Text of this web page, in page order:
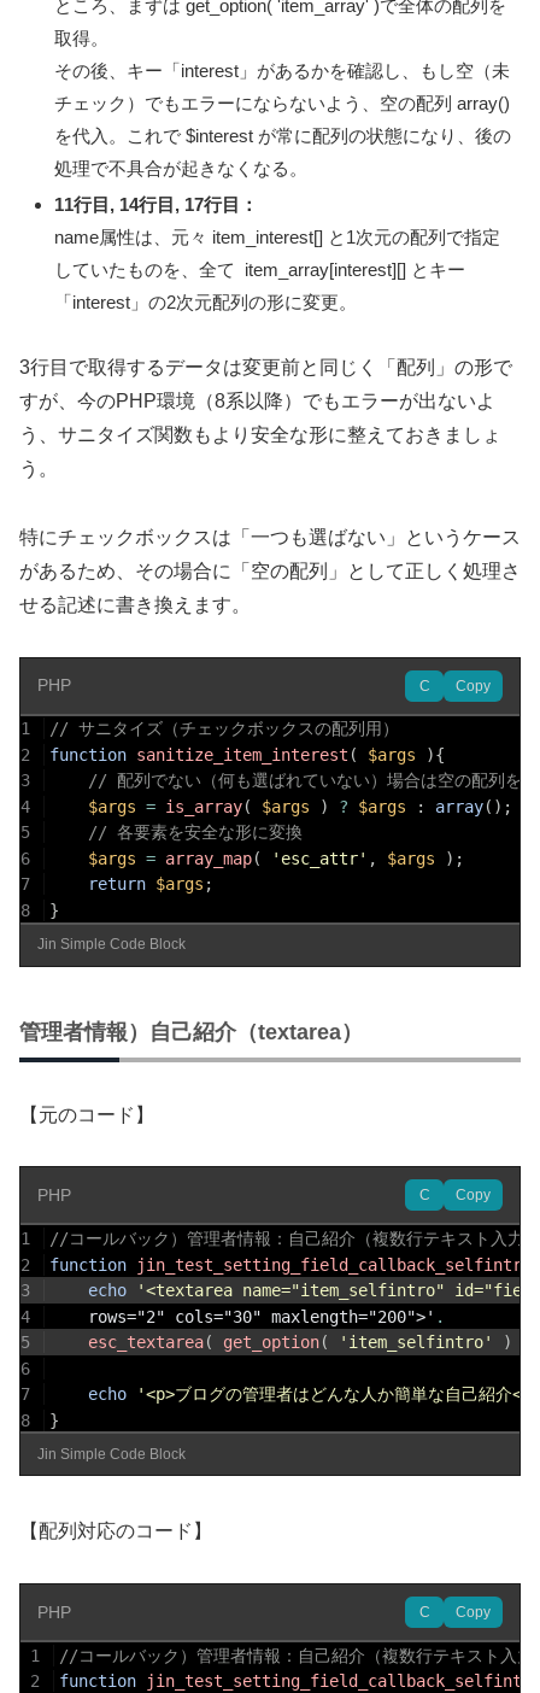
ところ、まずはget_option( 'item_array' )で全体の配列を
取得。
その後、キー「interest」があるかを確認し、もし空（未
チェック）でもエラーにならないよう、空の配列 array()
を代入。これで $interest が常に配列の状態になり、後の
処理で不具合が起きなくなる。
11行目, 14行目, 17行目：
name属性は、元々 item_interest[] と1次元の配列で指定
していたものを、全て item_array[interest][] とキー
「interest」の2次元配列の形に変更。
3行目で取得するデータは変更前と同じく「配列」の形で
すが、今のPHP環境（8系以降）でもエラーが出ないよ
う、サニタイズ関数もより安全な形に整えておきましょ
う。
特にチェックボックスは「一つも選ばない」というケース
があるため、その場合に「空の配列」として正しく処理さ
せる記述に書き換えます。
PHP C Copy
1
// サニタイズ（チェックボックスの配列用）
2
function sanitize_item_interest ( $args ){
3
// 配列でない（何も選ばれていない）場合は空の配列を
4
$args = is_array( $args ) ? $args : array( ) ;
5
// 各要素を安全な形に変換
6
$args = array_map( 'esc_attr' , $args ) ;
7
return $args ;
8
}
Jin Simple Code Block
管理者情報）自己紹介（textarea）
【元のコード】
PHP C Copy
1
//コールバック）管理者情報：自己紹介（複数行テキスト入
2
function jin_test_setting_field_callback_selfintro
3
echo
'<textarea name="item_selfintro"
4
	rows="2" cols="30" maxlength="200">'
.
5
esc_textarea( get_option( 'item_selfintro' )
6
7
echo
'<p>ブログの管理者はどんな人か簡単な自己紹介
8
}
Jin Simple Code Block
【配列対応のコード】
PHP C Copy
1
//コールバック）管理者情報：自己紹介（複数行テキスト入
2
function
jin_test_setting_field_callback_selfintro